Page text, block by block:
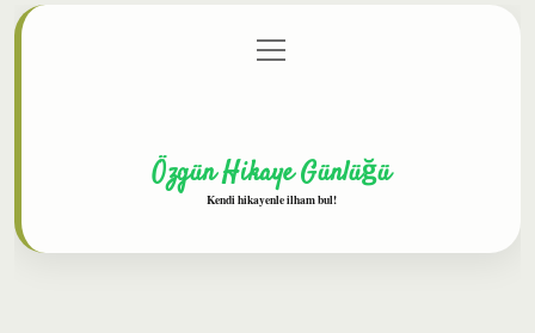
Gizlilik Politikası
menüyü
aç
Özgün Hikaye Günlüğü
Kendi hikayenle ilham bul!